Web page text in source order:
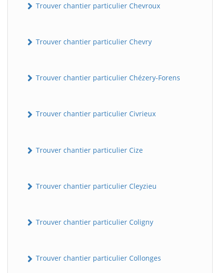
Trouver chantier particulier Chevroux
Trouver chantier particulier Chevry
Trouver chantier particulier Chézery-Forens
Trouver chantier particulier Civrieux
Trouver chantier particulier Cize
Trouver chantier particulier Cleyzieu
Trouver chantier particulier Coligny
Trouver chantier particulier Collonges